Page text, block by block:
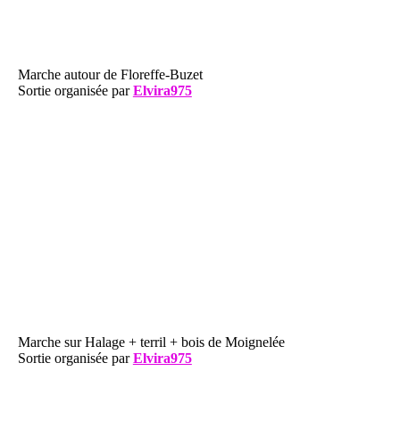
Marche autour de Floreffe-Buzet
Sortie organisée parElvira975
Marche sur Halage + terril + bois de Moignelée
Sortie organisée parElvira975